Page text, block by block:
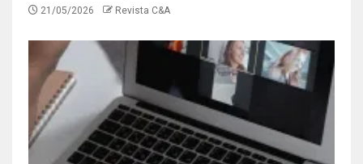
21/05/2026 Revista C&A